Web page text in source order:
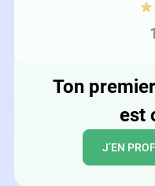
Ton
est
J’EN